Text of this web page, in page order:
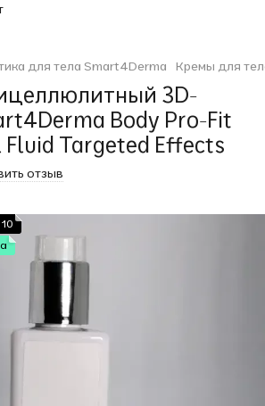
для тела Smart4Derma Кремы для
3D-
Body Pro-Fit
Targeted Effects
отзыв